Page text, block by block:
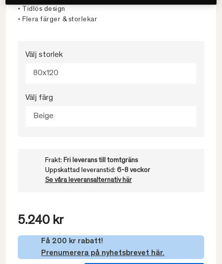
• Tidlös design
• Flera färger & storlekar
Välj storlek
80x120
Välj färg
Beige
Frakt: Fri leverans till tomtgräns
Uppskattad leveranstid: 6-8 veckor
Se våra leveransalternativ här
5.240 kr
Få 200 kr rabatt!
Prenumerera på nyhetsbrevet här.